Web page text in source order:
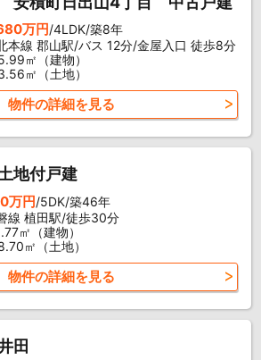
万円/4LDK/築8年
本線 郡山駅/バス 12分/金屋入口 徒歩8分
㎡（建物）
㎡（土地）
物件の詳細を見る
地付戸建
万円/5DK/築46年
線 植田駅/徒歩30分
㎡（建物）
㎡（土地）
物件の詳細を見る
田